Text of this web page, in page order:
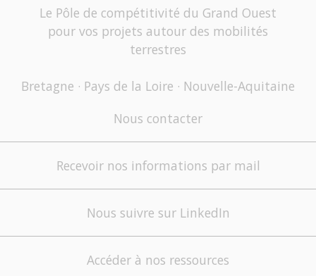
Le Pôle de compétitivité du Grand Ouest
pour vos projets autour des mobilités
terrestres
Bretagne · Pays de la Loire · Nouvelle-Aquitaine
Nous contacter
Recevoir nos informations par mail
Nous suivre sur LinkedIn
Accéder à nos ressources